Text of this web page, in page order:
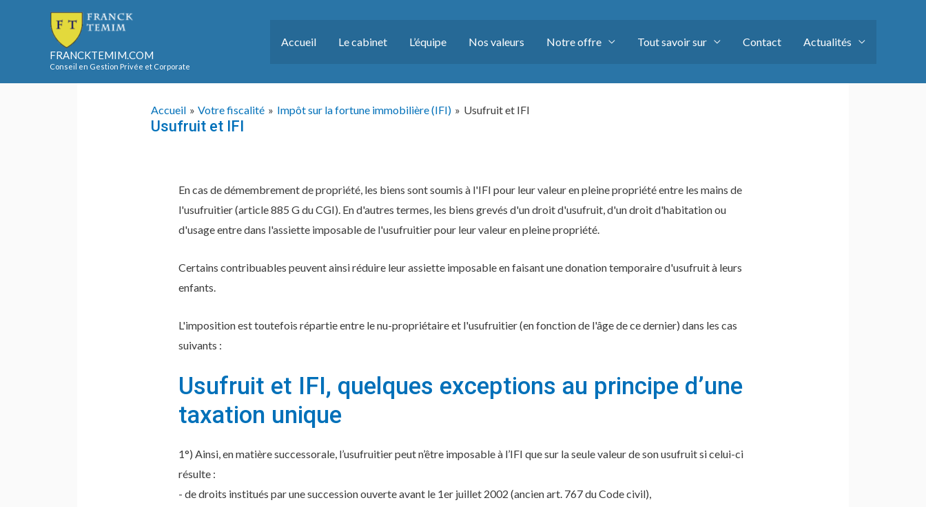
FRANCKTEMIM.COM
Conseil en Gestion Privée et Corporate
Accueil Le cabinet L’équipe Nos valeurs Notre offre Tout savoir sur Contact Actualités
Accueil Votre fiscalité Impôt sur la fortune immobilière (IFI) Usufruit et IFI
Usufruit et IFI
En cas de démembrement de propriété, les biens sont soumis à l'IFI pour leur valeur en pleine propriété entre les mains de
l'usufruitier (article 885 G du CGI). En d'autres termes, les biens grevés d'un droit d'usufruit, d'un droit d'habitation ou
d'usage entre dans l'assiette imposable de l'usufruitier pour leur valeur en pleine propriété.
Certains contribuables peuvent ainsi réduire leur assiette imposable en faisant une donation temporaire d'usufruit à leurs
enfants.
L'imposition est toutefois répartie entre le nu-propriétaire et l'usufruitier (en fonction de l'âge de ce dernier) dans les cas
suivants :
Usufruit et IFI, quelques exceptions au principe d’une
taxation unique
1°) Ainsi, en matière successorale, l’usufruitier peut n’être imposable à l’IFI que sur la seule valeur de son usufruit si celui-ci
résulte :
- de droits institués par une succession ouverte avant le 1er juillet 2002 (ancien art. 767 du Code civil),